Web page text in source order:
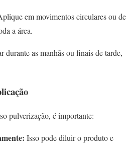
em movimentos circulares ou de
a área.
durante as manhãs ou finais de tarde,
pulverização, é importante:
Isso pode diluir o produto e